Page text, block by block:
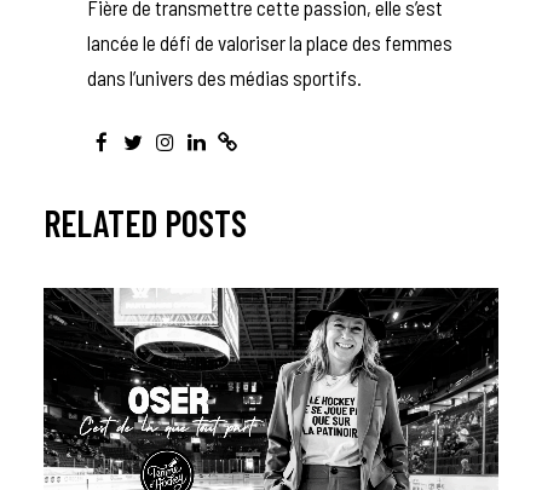
Fière de transmettre cette passion, elle s’est
lancée le défi de valoriser la place des femmes
dans l’univers des médias sportifs.
RELATED POSTS